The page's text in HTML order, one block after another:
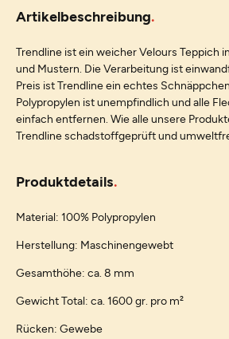
Artikelbeschreibung
Trendline ist ein weicher Velours Teppich
und Mustern. Die Verarbeitung ist
Preis ist Trendline ein echtes
Polypropylen ist unempfindlich und alle
einfach entfernen. Wie alle unsere
Trendline schadstoffgeprüft und
Produktdetails
Material: 100% Polypropylen
Herstellung: Maschinengewebt
Gesamthöhe: ca. 8 mm
Gewicht Total: ca. 1600 gr. pro m²
Rücken: Gewebe